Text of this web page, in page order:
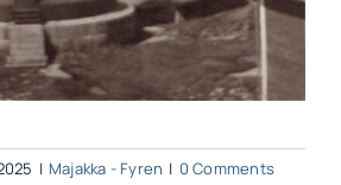
| Majakka - Fyren | 0 Comments